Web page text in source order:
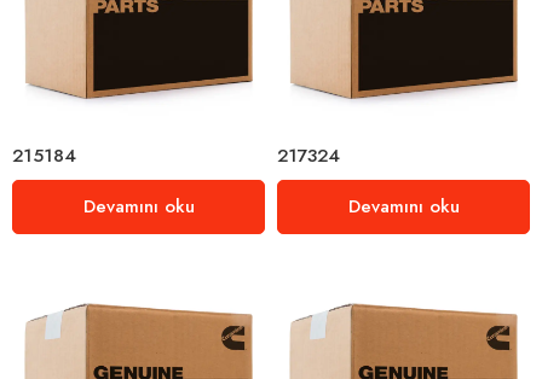
215184
Devamını oku
217324
Devamını oku